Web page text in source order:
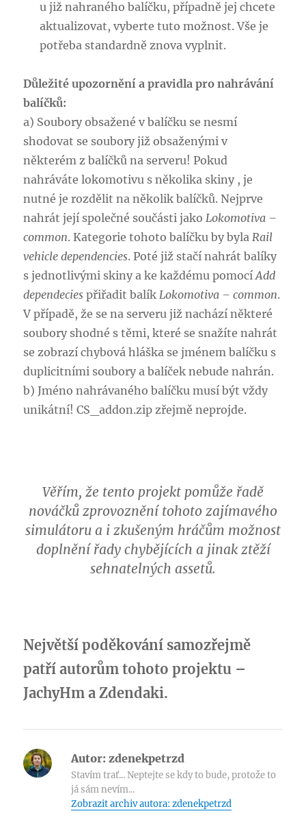
u již nahraného balíčku, případně jej chcete
aktualizovat, vyberte tuto možnost. Vše je
potřeba standardně znova vyplnit.
Důležité upozornění a pravidla pro nahrávání
balíčků:
a) Soubory obsažené v balíčku se nesmí
shodovat se soubory již obsaženými v
některém z balíčků na serveru! Pokud
nahráváte lokomotivu s několika skiny , je
nutné je rozdělit na několik balíčků. Nejprve
nahrát její společné součásti jakoLokomotiva –
common. Kategorie tohoto balíčku by bylaRail
vehicle dependencies. Poté již stačí nahrát balíky
s jednotlivými skiny a ke každému pomocíAdd
dependecies přiřadit balíkLokomotiva – common.
V případě, že se na serveru již nachází některé
soubory shodné s těmi, které se snažíte nahrát
se zobrazí chybová hláška se jménem balíčku s
duplicitními soubory a balíček nebude nahrán.
b) Jméno nahrávaného balíčku musí být vždy
unikátní! CS_addon.zip zřejmě neprojde.
Věřím, že tento projekt pomůže řadě
nováčků zprovoznění tohoto zajímavého
simulátoru a i zkušeným hráčům možnost
doplnění řady chybějících a jinak ztěží
sehnatelných assetů.
Největší poděkování samozřejmě
patří autorům tohoto projektu –
JachyHm a Zdendaki.
Autor: zdenekpetrzd
Stavím trať... Neptejte se kdy to bude, protože to
já sám nevím...
Zobrazit archiv autora: zdenekpetrzd